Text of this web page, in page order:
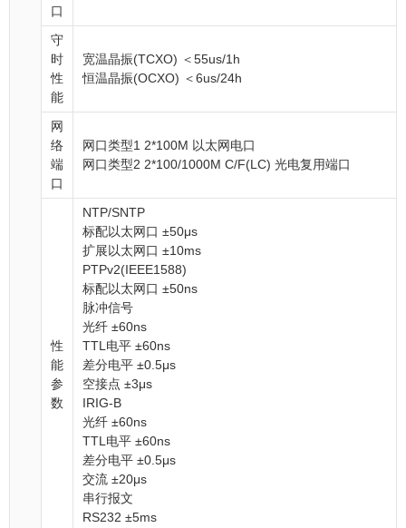
口
守
时
性
能
宽温晶振(TCXO) ＜55us/1h
恒温晶振(OCXO) ＜6us/24h
网
络
端
口
网口类型1 2*100M 以太网电口
网口类型2 2*100/1000M C/F(LC) 光电复用端口
性
能
参
数
NTP/SNTP
标配以太网口 ±50μs
扩展以太网口 ±10ms
PTPv2(IEEE1588)
标配以太网口 ±50ns
脉冲信号
光纤 ±60ns
TTL电平 ±60ns
差分电平 ±0.5μs
空接点 ±3μs
IRIG-B
光纤 ±60ns
TTL电平 ±60ns
差分电平 ±0.5μs
交流 ±20μs
串行报文
RS232 ±5ms